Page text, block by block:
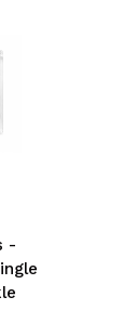
-